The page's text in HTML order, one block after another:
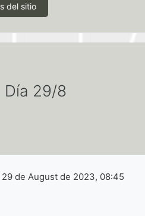
del sitio
Día 29/8
29 de August de 2023, 08:45